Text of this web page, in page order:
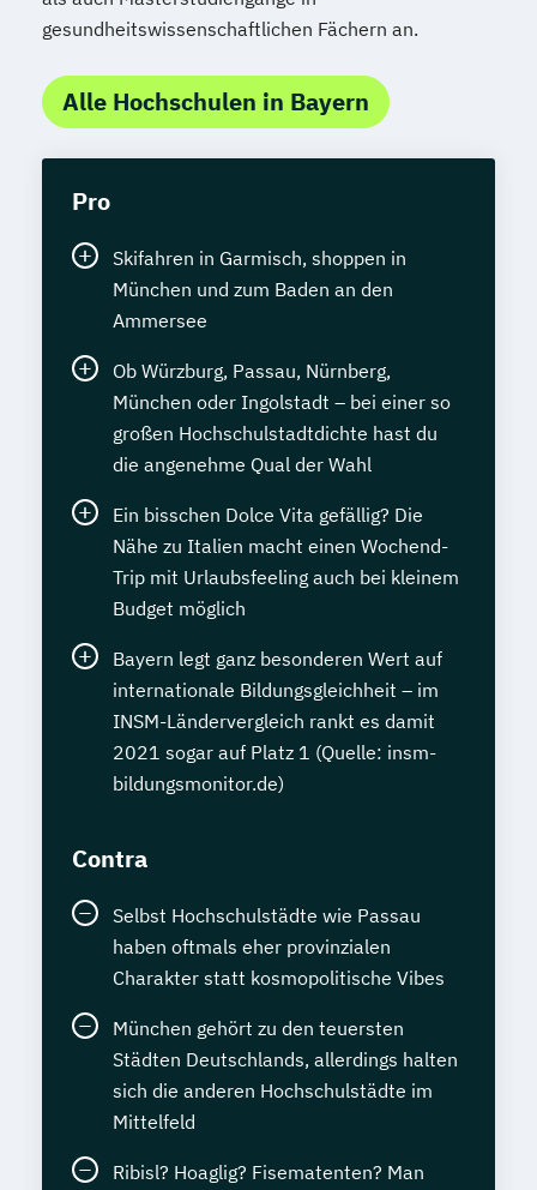
gesundheitswissenschaftlichen Fächern an.
Alle Hochschulen in Bayern
Pro
Skifahren in Garmisch, shoppen in
München und zum Baden an den
Ammersee
Ob Würzburg, Passau, Nürnberg,
München oder Ingolstadt – bei einer so
großen Hochschulstadtdichte hast du
die angenehme Qual der Wahl
Ein bisschen Dolce Vita gefällig? Die
Nähe zu Italien macht einen Wochend-
Trip mit Urlaubsfeeling auch bei kleinem
Budget möglich
Bayern legt ganz besonderen Wert auf
internationale Bildungsgleichheit – im
INSM-Ländervergleich rankt es damit
2021 sogar auf Platz 1 (Quelle: insm-
bildungsmonitor.de)
Contra
Selbst Hochschulstädte wie Passau
haben oftmals eher provinzialen
Charakter statt kosmopolitische Vibes
München gehört zu den teuersten
Städten Deutschlands, allerdings halten
sich die anderen Hochschulstädte im
Mittelfeld
Ribisl? Hoaglig? Fisematenten? Man